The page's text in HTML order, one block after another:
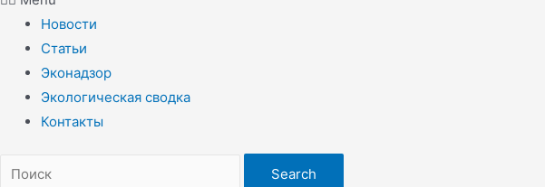
Новости
Статьи
Эконадзор
Экологическая сводка
Контакты
Search